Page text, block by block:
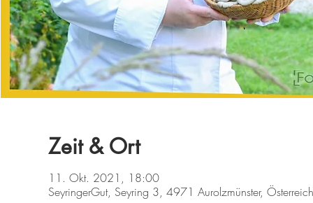
Zeit & Ort
11. Okt. 2021, 18:00
SeyringerGut, Seyring 3, 4971 Aurolzmünster, Österreich